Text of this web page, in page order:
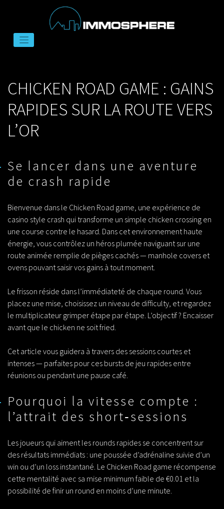
content
CHICKEN ROAD GAME : GAINS
RAPIDES SUR LA ROUTE VERS
L’OR
Se lancer dans une aventure
de crash rapide
Bienvenue dans le Chicken Road game, une expérience de
casino style crash qui transforme un simple chicken crossing en
une course contre le hasard. Dans cet environnement haute
énergie, vous contrôlez un héros plumée naviguant sur une
route animée remplie de pièges cachés — manhole covers et
ovens pouvant saisir vos gains à tout moment.
Le frisson réside dans l’immédiateté de chaque round. Vous
placez une mise, choisissez un niveau de difficulty, et regardez
le multiplicateur grimper étape par étape. L’objectif ? Encaisser
avant que le chicken ne soit fried.
Cet article vous guidera à travers des sessions courtes et
intenses — parfaites pour ces bursts de jeu rapides entre
réunions ou pendant une pause café.
Pourquoi la vitesse compte :
l’attrait des short‑sessions
Les joueurs qui aiment les rounds rapides se concentrent sur
des résultats immédiats : une poussée d’adrénaline suivie d’un
win ou d’un loss instantané. Le Chicken Road game récompense
cette mentalité avec sa mise minimum faible de €0.01 et la
possibilité de finir un round en moins d’une minute.